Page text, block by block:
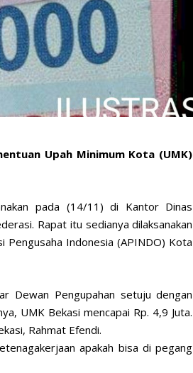
Upah Minimum Kota (UMK)
pada (14/11) di Kantor Dinas
Rapat itu sedianya dilaksanakan
Pengusaha Indonesia (APINDO) Kota
Dewan Pengupahan setuju dengan
UMK Bekasi mencapai Rp. 4,9 Juta.
Rahmat Efendi.
apakah bisa di pegang